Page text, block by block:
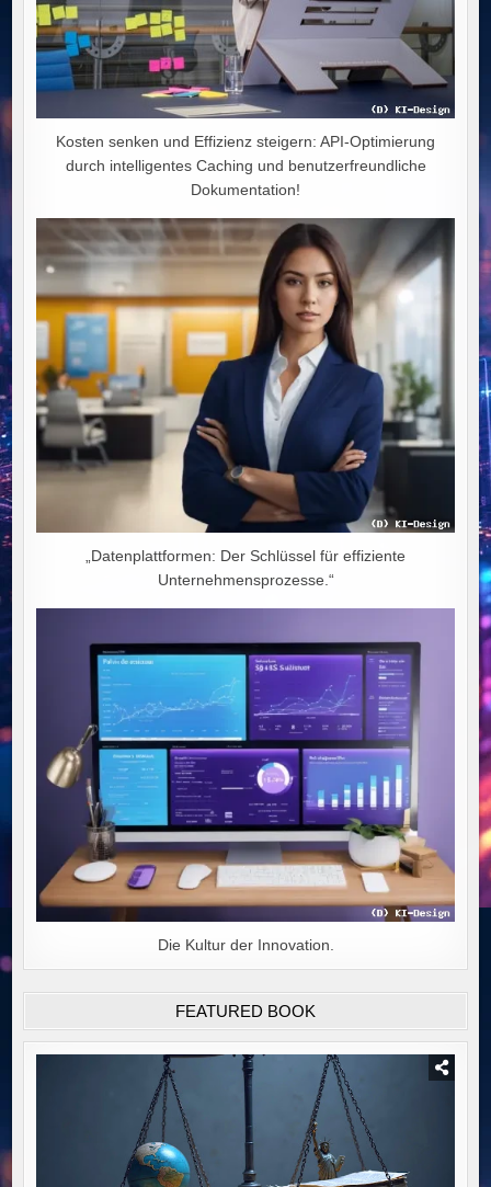
Kosten senken und Effizienz steigern: API-Optimierung
durch intelligentes Caching und benutzerfreundliche
Dokumentation!
„Datenplattformen: Der Schlüssel für effiziente
Unternehmensprozesse.“
Die Kultur der Innovation.
FEATURED BOOK